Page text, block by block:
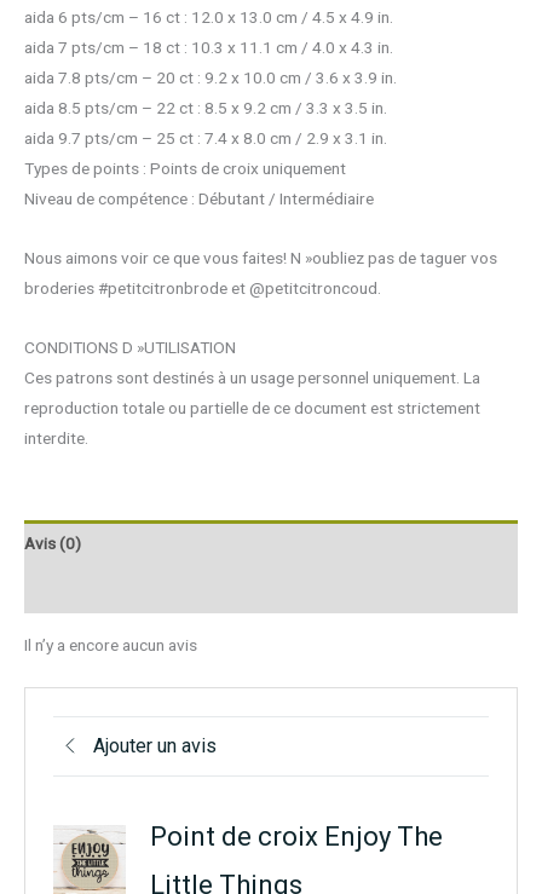
aida 6 pts/cm – 16 ct : 12.0 x 13.0 cm / 4.5 x 4.9 in.
aida 7 pts/cm – 18 ct : 10.3 x 11.1 cm / 4.0 x 4.3 in.
aida 7.8 pts/cm – 20 ct : 9.2 x 10.0 cm / 3.6 x 3.9 in.
aida 8.5 pts/cm – 22 ct : 8.5 x 9.2 cm / 3.3 x 3.5 in.
aida 9.7 pts/cm – 25 ct : 7.4 x 8.0 cm / 2.9 x 3.1 in.
Types de points : Points de croix uniquement
Niveau de compétence : Débutant / Intermédiaire
Nous aimons voir ce que vous faites! N »oubliez pas de taguer vos
broderies #petitcitronbrode et @petitcitroncoud.
CONDITIONS D »UTILISATION
Ces patrons sont destinés à un usage personnel uniquement. La
reproduction totale ou partielle de ce document est strictement
interdite.
Avis (0)
Il n’y a encore aucun avis
Ajouter un avis
Point de croix Enjoy The
Little Things